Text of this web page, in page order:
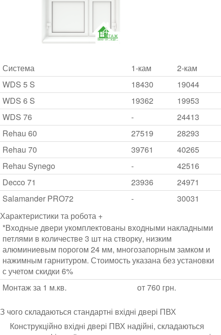
Система 1-кам
2-кам
WDS 5 S
18430
19044
WDS 6 S
19362
19953
WDS 76
-
24413
Rehau 60
27519
28293
Rehau 70
39761
40265
Rehau Synego
-
42516
Decco 71
23936
24971
Salamander PRO72
-
30031
Характеристики та робота +
*Входные двери укомплектованы входными накладными
петлями в количестве 3 шт на створку, низким
алюминиевым порогом 24 мм, многозапорным замком и
нажимным гарнитуром. Стоимость указана без установки
с учетом скидки 6%
Монтаж за 1 м.кв.
от 760 грн.
З чого складаються стандартні вхідні двері ПВХ
Конструкційно вхідні двері ПВХ надійні, складаються